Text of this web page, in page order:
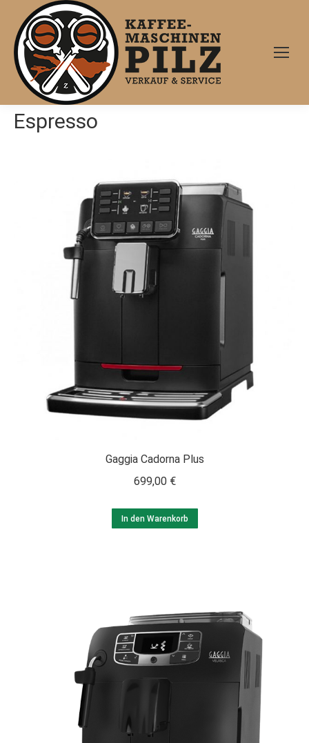
Espresso
Gaggia Cadorna Plus
699,00 €
In den Warenkorb